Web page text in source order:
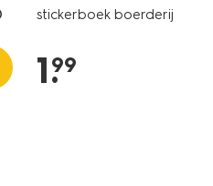
stickerboek boerderij
1.
99